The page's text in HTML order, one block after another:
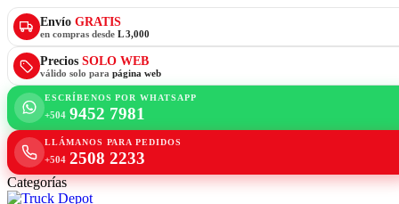
Envío GRATIS
en compras desde L 3,000
Precios SOLO WEB
válido solo para página web
ESCRÍBENOS POR WHATSAPP
+504 9452 7981
LLÁMANOS PARA PEDIDOS
+504 2508 2233
Categorías